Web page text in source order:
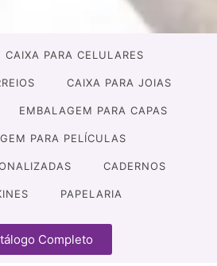
CAIXA PARA CELULARES
CAIXA PARA JOIAS
EMBALAGEM PARA CAPAS
PARA PELÍCULAS
CADERNOS
PAPELARIA
Completo